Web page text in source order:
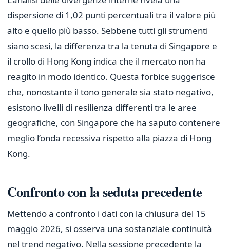
dispersione di 1,02 punti percentuali tra il valore più
alto e quello più basso. Sebbene tutti gli strumenti
siano scesi, la differenza tra la tenuta di Singapore e
il crollo di Hong Kong indica che il mercato non ha
reagito in modo identico. Questa forbice suggerisce
che, nonostante il tono generale sia stato negativo,
esistono livelli di resilienza differenti tra le aree
geografiche, con Singapore che ha saputo contenere
meglio l’onda recessiva rispetto alla piazza di Hong
Kong.
Confronto con la seduta precedente
Mettendo a confronto i dati con la chiusura del 15
maggio 2026, si osserva una sostanziale continuità
nel trend negativo. Nella sessione precedente la